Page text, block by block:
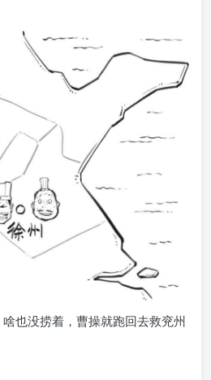
也没捞着，曹操就跑回去救兖州